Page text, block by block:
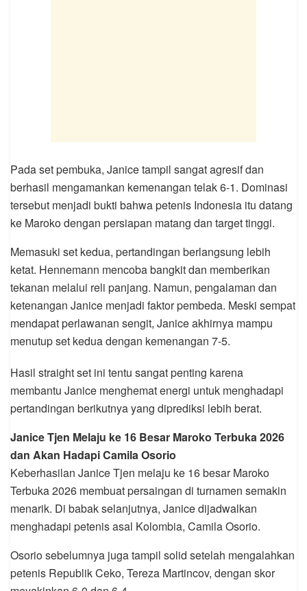
Pada set pembuka, Janice tampil sangat agresif dan
berhasil mengamankan kemenangan telak 6-1. Dominasi
tersebut menjadi bukti bahwa petenis Indonesia itu datang
ke Maroko dengan persiapan matang dan target tinggi.
Memasuki set kedua, pertandingan berlangsung lebih
ketat. Hennemann mencoba bangkit dan memberikan
tekanan melalui reli panjang. Namun, pengalaman dan
ketenangan Janice menjadi faktor pembeda. Meski sempat
mendapat perlawanan sengit, Janice akhirnya mampu
menutup set kedua dengan kemenangan 7-5.
Hasil straight set ini tentu sangat penting karena
membantu Janice menghemat energi untuk menghadapi
pertandingan berikutnya yang diprediksi lebih berat.
Janice Tjen Melaju ke 16 Besar Maroko Terbuka 2026
dan Akan Hadapi Camila Osorio
Keberhasilan Janice Tjen melaju ke 16 besar Maroko
Terbuka 2026 membuat persaingan di turnamen semakin
menarik. Di babak selanjutnya, Janice dijadwalkan
menghadapi petenis asal Kolombia, Camila Osorio.
Osorio sebelumnya juga tampil solid setelah mengalahkan
petenis Republik Ceko, Tereza Martincov, dengan skor